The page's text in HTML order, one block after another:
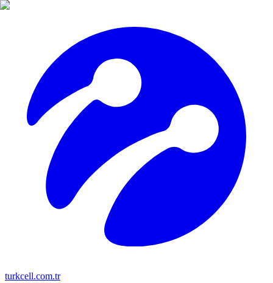
turkcell.com.tr